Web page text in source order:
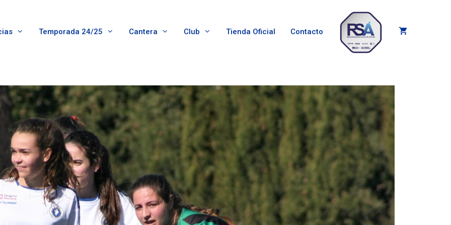
Temporada 24/25 Cantera Club Tienda Oficial Contacto